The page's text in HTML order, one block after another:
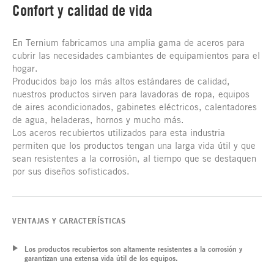
Confort y calidad de vida
En Ternium fabricamos una amplia gama de aceros para
cubrir las necesidades cambiantes de equipamientos para el
hogar.
Producidos bajo los más altos estándares de calidad,
nuestros productos sirven para lavadoras de ropa, equipos
de aires acondicionados, gabinetes eléctricos, calentadores
de agua, heladeras, hornos y mucho más.
Los aceros recubiertos utilizados para esta industria
permiten que los productos tengan una larga vida útil y que
sean resistentes a la corrosión, al tiempo que se destaquen
por sus diseños sofisticados.
VENTAJAS Y CARACTERÍSTICAS
Los productos recubiertos son altamente resistentes a la corrosión y
garantizan una extensa vida útil de los equipos.